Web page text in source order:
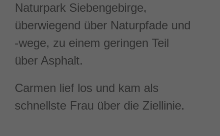
Naturpark Siebengebirge,
überwiegend über Naturpfade und
-wege, zu einem geringen Teil
über Asphalt.
Carmen lief los und kam als
schnellste Frau über die Ziellinie.